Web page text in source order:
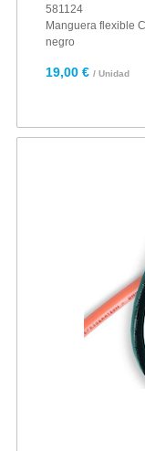
581124
Manguera flexible
negro
19,00 € / Unidad